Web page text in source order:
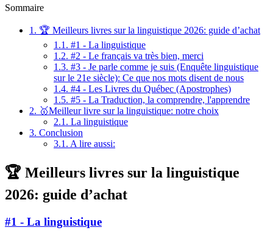
Sommaire
1. 🏆 Meilleurs livres sur la linguistique 2026: guide d’achat
1.1. #1 - La linguistique
1.2. #2 - Le français va très bien, merci
1.3. #3 - Je parle comme je suis (Enquête linguistique
sur le 21e siècle): Ce que nos mots disent de nous
1.4. #4 - Les Livres du Québec (Apostrophes)
1.5. #5 - La Traduction, la comprendre, l'apprendre
2. 🥇Meilleur livre sur la linguistique: notre choix
2.1. La linguistique
3. Conclusion
3.1. A lire aussi:
🏆 Meilleurs livres sur la linguistique
2026: guide d’achat
#1 - La linguistique